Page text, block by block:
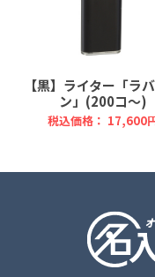
【黒】ライター「ラ
ン」(200コ～)
税込価格： 17,600